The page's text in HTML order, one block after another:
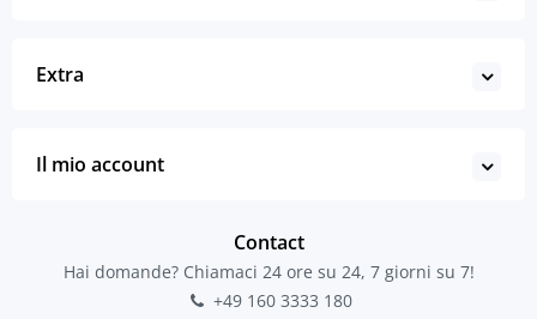
Extra
Il mio account
Contact
Hai domande? Chiamaci 24 ore su 24, 7 giorni su 7!
+49 160 3333 180